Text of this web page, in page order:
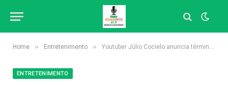
Home » Entretenimento » Youtuber Júlio Cocielo anuncia término do casamento com Tata Estaniecki
ENTRETENIMENTO